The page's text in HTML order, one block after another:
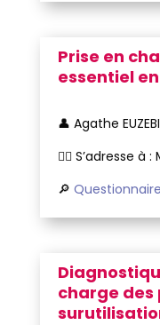
Prise en
essentiel
👤 Agathe
🧑‍⚕️ S’adresse à
🔎 Questionnaire
charge des